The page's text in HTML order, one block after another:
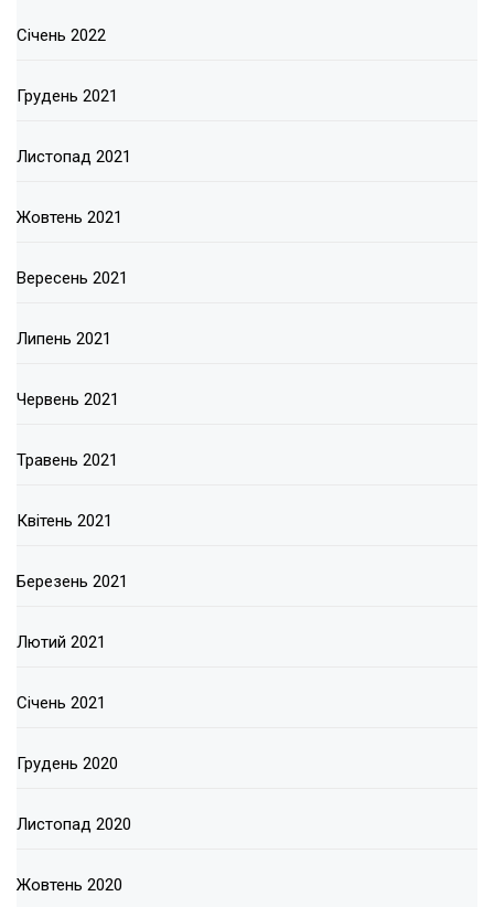
Січень 2022
Грудень 2021
Листопад 2021
Жовтень 2021
Вересень 2021
Липень 2021
Червень 2021
Травень 2021
Квітень 2021
Березень 2021
Лютий 2021
Січень 2021
Грудень 2020
Листопад 2020
Жовтень 2020